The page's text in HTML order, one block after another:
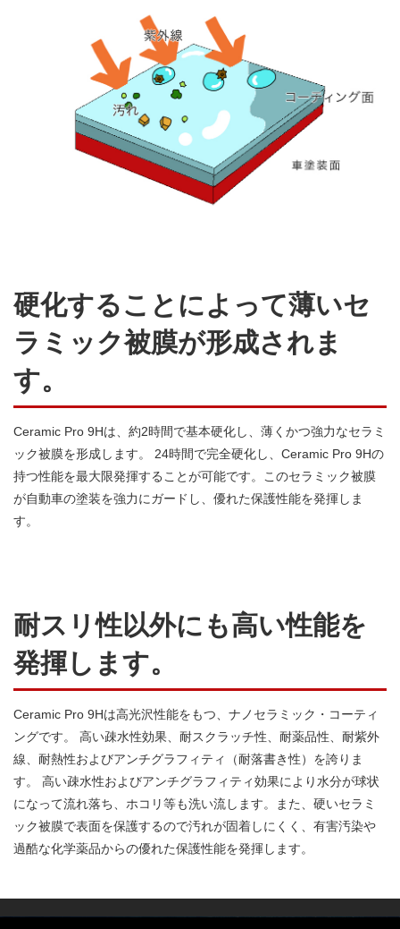
硬化することによって薄いセ
ラミック被膜が形成されま
す。
Ceramic Pro 9Hは、約2時間で基本硬化し、薄くかつ強力なセラミ
ック被膜を形成します。 24時間で完全硬化し、Ceramic Pro 9Hの
持つ性能を最大限発揮することが可能です。このセラミック被膜
が自動車の塗装を強力にガードし、優れた保護性能を発揮しま
す。
耐スリ性以外にも高い性能を
発揮します。
Ceramic Pro 9Hは高光沢性能をもつ、ナノセラミック・コーティ
ングです。 高い疎水性効果、耐スクラッチ性、耐薬品性、耐紫外
線、耐熱性およびアンチグラフィティ（耐落書き性）を誇りま
す。 高い疎水性およびアンチグラフィティ効果により水分が球状
になって流れ落ち、ホコリ等も洗い流します。また、硬いセラミ
ック被膜で表面を保護するので汚れが固着しにくく、有害汚染や
過酷な化学薬品からの優れた保護性能を発揮します。